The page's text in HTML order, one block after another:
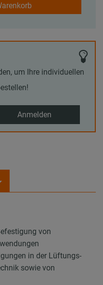
um Ihre individuellen
Anmelden
von
in der Lüftungs-
sowie von